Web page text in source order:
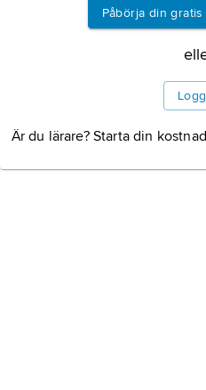
Information om
Påbörja din
Är du lärare? Starta din